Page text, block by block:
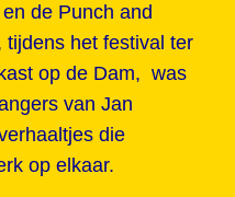
de Punch and
het festival ter
op de Dam, was
van Jan
die
op elkaar.